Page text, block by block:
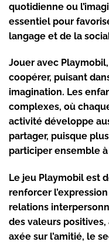
quotidienne ou
essentiel pour
langage et de la
Jouer avec
coopérer, puisant
imagination. Les
complexes, où
activité développe
partager, puisque
participer ensemble
Le jeu Playmobil est
renforcer
relations
des valeurs
axée sur l’amitié, le